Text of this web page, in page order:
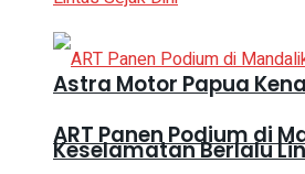
ART Panen Podium di
Astra Motor Papua
Keselamatan Berlalu